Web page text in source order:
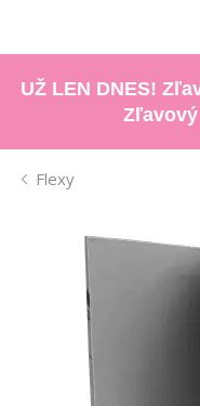
UŽ LEN DNES!
Flexy